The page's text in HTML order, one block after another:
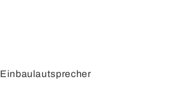
Einbaulautsprecher